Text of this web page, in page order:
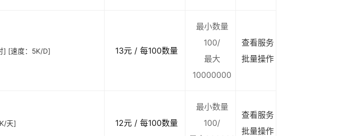
] [速度：5K/D] 13元 / 每100数量
最小数量
100/
最大
10000000
查看服务
批量操作
天] 12元 / 每100数量
最小数量
100/
查看服务
批量操作